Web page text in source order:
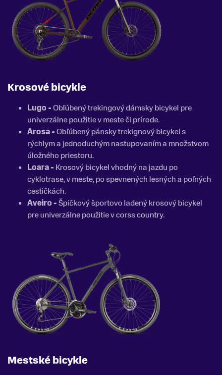
Krosové bicykle
Lugo -Obľúbený trekingový dámsky bicykel pre
univerzálne použitie v meste či prírode.
Arosa -Obľúbený pánsky trekignový bicykel s
rýchlym a jednoduchým nastupovaním a množstvom
úložného priestoru.
Loara - Krosový bicykel vhodný na jazdu po
cyklotrase, v meste, po spevnených lesných a poľných
cestičkách.
Aveiro -Špičkový športovo ladený krosový bicykel
pre univerzálne použitie v corss country.
Mestské bicykle